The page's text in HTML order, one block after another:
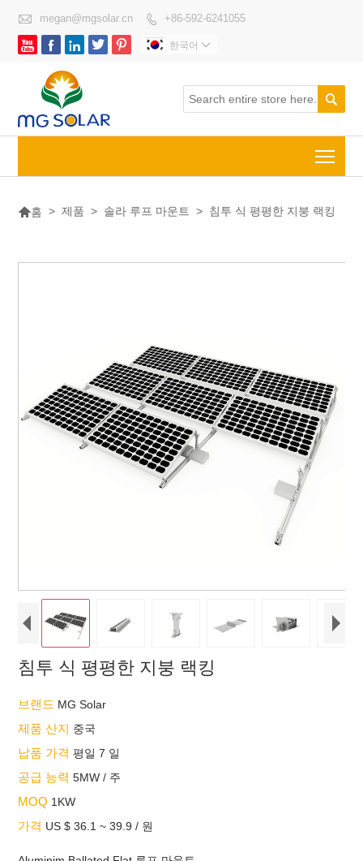
 megan@mgsolar.cn  +86-592-6241055
     한국어 

홈 > 제품 > 솔라 루프 마운트 > 침투 식 평평한 지붕 랙킹
침투 식 평평한 지붕 랙킹
브랜드 MG Solar
제품 산지 중국
납품 가격평일 7 일
공급 능력5MW / 주
MOQ 1KW
가격 US $ 36.1 ~ 39.9 / 원